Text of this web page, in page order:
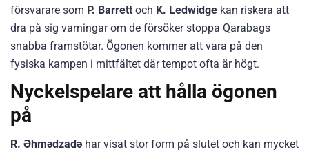
försvarare som P. Barrett och K. Ledwidge kan riskera att
dra på sig varningar om de försöker stoppa Qarabags
snabba framstötar. Ögonen kommer att vara på den
fysiska kampen i mittfältet där tempot ofta är högt.
Nyckelspelare att hålla ögonen
på
R. Əhmədzadə har visat stor form på slutet och kan mycket